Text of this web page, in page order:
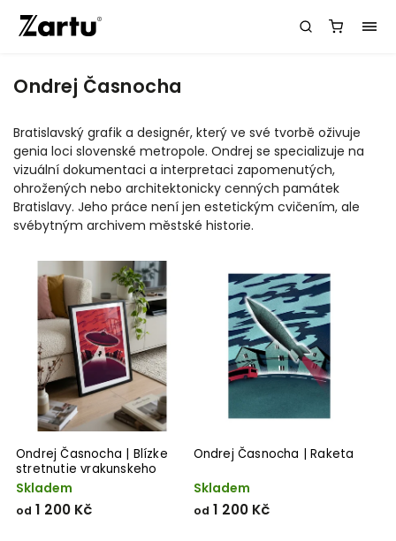
Ondrej Časnocha
Bratislavský grafik a designér, který ve své tvorbě oživuje
genia loci slovenské metropole. Ondrej se specializuje na
vizuální dokumentaci a interpretaci zapomenutých,
ohrožených nebo architektonicky cenných památek
Bratislavy. Jeho práce není jen estetickým cvičením, ale
svébytným archivem městské historie.
Ondrej Časnocha | Blízke
stretnutie vrakunskeho
druhu
Skladem
od 1 200 Kč
Ondrej Časnocha | Raketa
Skladem
od 1 200 Kč